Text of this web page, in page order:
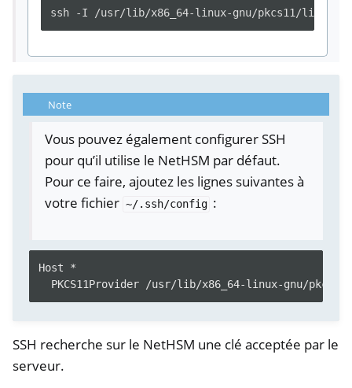
navigation of Container
ssh -I /usr/lib/x86_64-linux-gnu/pkcs11/
Note
Vous pouvez également configurer SSH
pour qu’il utilise le NetHSM par défaut.
Pour ce faire, ajoutez les lignes suivantes à
votre fichier ~/.ssh/config :
Host *
PKCS11Provider /usr/lib/x86_64-linux-gnu/
SSH recherche sur le NetHSM une clé acceptée par le
serveur.